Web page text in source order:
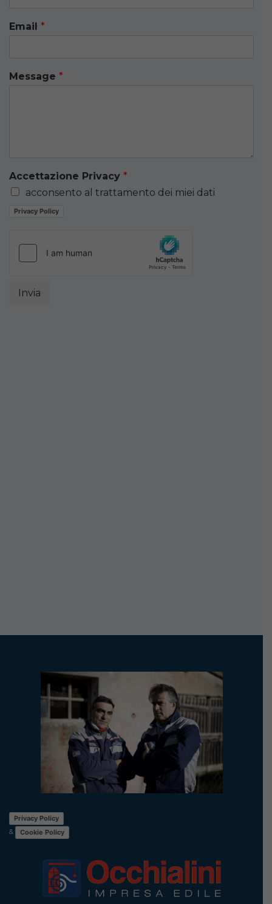
Email *
Message *
Accettazione Privacy *
acconsento al trattamento dei miei dati
Privacy Policy
Invia
Privacy Policy
&
Cookie Policy